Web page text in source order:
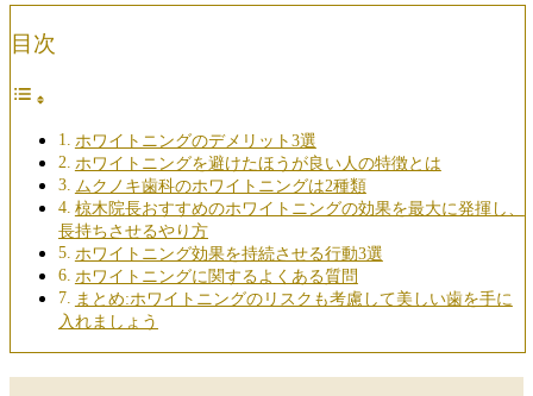
目次
ホワイトニングのデメリット3選
ホワイトニングを避けたほうが良い人の特徴とは
ムクノキ歯科のホワイトニングは2種類
椋木院長おすすめのホワイトニングの効果を最大に発揮し、
長持ちさせるやり方
ホワイトニング効果を持続させる行動3選
ホワイトニングに関するよくある質問
まとめ:ホワイトニングのリスクも考慮して美しい歯を手に
入れましょう